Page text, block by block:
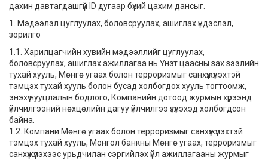
дахин давтагдашгүй ID дугаар бүхий цахим дансыг.
1. Мэдээлэл цуглуулах, боловсруулах, ашиглах үндэслэл,
зорилго
1.1. Харилцагчийн хувийн мэдээллийг цуглуулах,
боловсруулах, ашиглах ажиллагаа нь Үнэт цаасны зах зээлийн
тухай хууль, Мөнгө угаах болон терроризмыг санхүүжүүлэхтэй
тэмцэх тухай хууль болон бусад холбогдох хууль тогтоомж,
энэхүү нууцлалын бодлого, Компанийн дотоод журмын хүрээнд
үйлчилгээний нөхцөлийн дагуу үйлчилгээ үзүүлэхэд холбогдсон
байна.
1.2. Компани Мөнгө угаах болон терроризмыг санхүүжүүлэхтэй
тэмцэх тухай хууль, Монгол банкны Мөнгө угаах, терроризмыг
санхүүжүүлэхээс урьдчилан сэргийлэх үйл ажиллагааны журмыг